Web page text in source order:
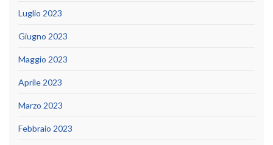
Luglio 2023
Giugno 2023
Maggio 2023
Aprile 2023
Marzo 2023
Febbraio 2023